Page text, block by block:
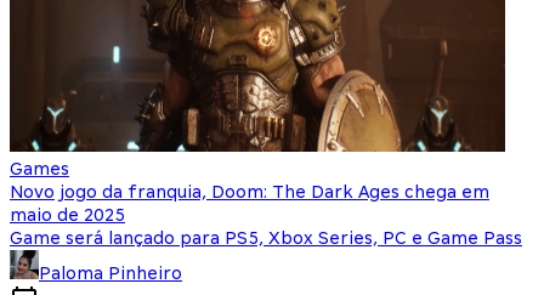
Games
Novo jogo da franquia, Doom: The Dark Ages chega em
maio de 2025
Game será lançado para PS5, Xbox Series, PC e Game Pass
Paloma Pinheiro